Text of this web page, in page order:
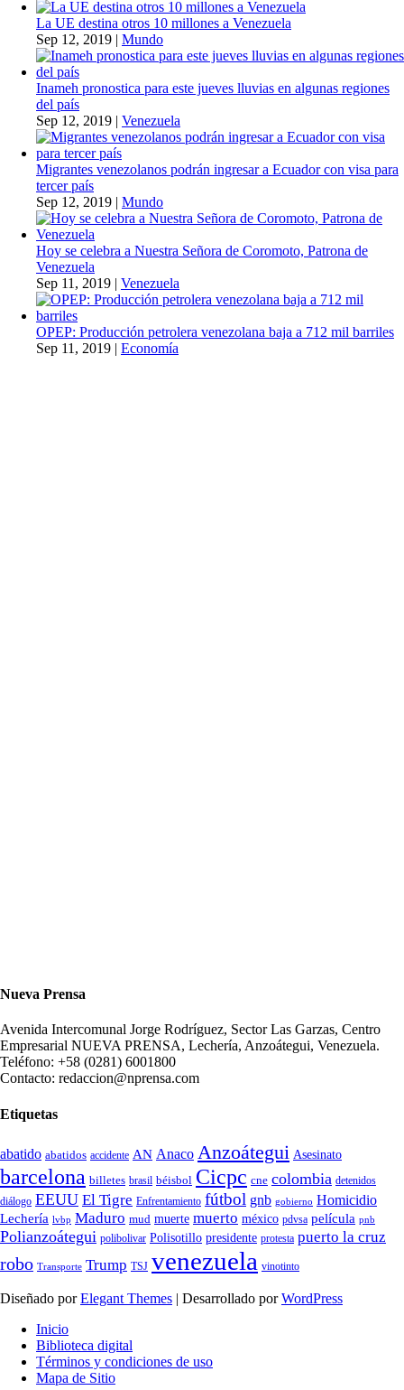
La UE destina otros 10 millones a Venezuela
Sep 12, 2019 | Mundo
Inameh pronostica para este jueves lluvias en algunas regiones
del país
Sep 12, 2019 | Venezuela
Migrantes venezolanos podrán ingresar a Ecuador con visa para
tercer país
Sep 12, 2019 | Mundo
Hoy se celebra a Nuestra Señora de Coromoto, Patrona de
Venezuela
Sep 11, 2019 | Venezuela
OPEP: Producción petrolera venezolana baja a 712 mil barriles
Sep 11, 2019 | Economía
Nueva Prensa
Avenida Intercomunal Jorge Rodríguez, Sector Las Garzas, Centro
Empresarial NUEVA PRENSA, Lechería, Anzoátegui, Venezuela.
Teléfono: +58 (0281) 6001800
Contacto: redaccion@nprensa.com
Etiquetas
abatido abatidos accidente AN Anaco Anzoátegui Asesinato
barcelona billetes brasil béisbol Cicpc cne colombia detenidos
diálogo EEUU El Tigre Enfrentamiento fútbol gnb gobierno Homicidio
Lechería lvbp Maduro mud muerte muerto méxico pdvsa película pnb
Polianzoátegui polibolivar Polisotillo presidente protesta puerto la cruz
robo Transporte Trump TSJ venezuela vinotinto
Diseñado porElegant Themes | Desarrollado porWordPress
Inicio
Biblioteca digital
Términos y condiciones de uso
Mapa de Sitio